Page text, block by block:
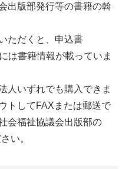
出版部発行等の書籍の斡
ただくと、申込書
は書籍情報が載っていま
人いずれでも購入できま
トしてFAXまたは郵送で
会福祉協議会出版部の
い。